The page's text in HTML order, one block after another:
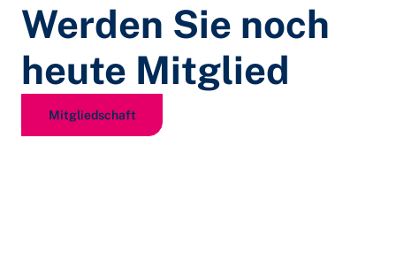
Werden Sie noch
heute Mitglied
Mitgliedschaft